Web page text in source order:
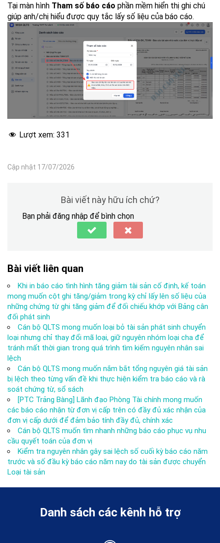
Tại màn hình Tham số báo cáo phần mềm hiển thị ghi chú
giúp anh/chị hiểu được quy tắc lấy số liệu của báo cáo.
Lượt xem: 331
Cập nhật 17/07/2026
Bài viết này hữu ích chứ?
Bạn phải đăng nhập để bình chọn
Bài viết liên quan
Khi in báo cáo tình hình tăng giảm tài sản cố định, kế toán
mong muốn cột ghi tăng/giảm trong kỳ chỉ lấy lên số liệu của
những chứng từ ghi tăng giảm để đối chiếu khớp với Bảng cân
đối phát sinh
Cán bộ QLTS mong muốn loại bỏ tài sản phát sinh chuyển
loại nhưng chỉ thay đổi mã loại, giữ nguyên nhóm loại cha để
tránh mất thời gian trong quá trình tìm kiếm nguyên nhân sai
lệch
Cán bộ QLTS mong muốn nắm bắt tổng nguyên giá tài sản
bị lệch theo từng vấn đề khi thực hiện kiểm tra báo cáo và rà
soát chứng từ, sổ sách
[PTC Trảng Bàng] Lãnh đạo Phòng Tài chính mong muốn
các báo cáo nhận từ đơn vị cấp trên có đầy đủ xác nhận của
đơn vị cấp dưới để đảm bảo tính đầy đủ, chính xác
Cán bộ QLTS muốn tìm nhanh những báo cáo phục vụ nhu
cầu quyết toán của đơn vị
Kiểm tra nguyên nhân gây sai lệch số cuối kỳ báo cáo năm
trước và số đầu kỳ báo cáo năm nay do tài sản được chuyển
Loại tài sản
Danh sách các kênh hỗ trợ